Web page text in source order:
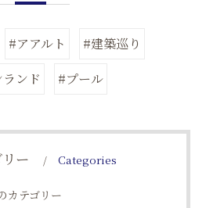
#アアルト
#建築巡り
ンド
#プール
ー Categories
カテゴリー